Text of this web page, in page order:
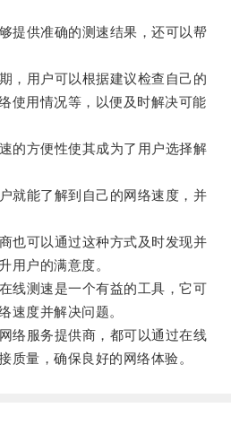
供准确的测速结果，还可以帮
用户可以根据建议检查自己的
使用情况等，以便及时解决可能
方便性使其成为了用户选择解
能了解到自己的网络速度，并
可以通过这种方式及时发现并
用户的满意度。
测速是一个有益的工具，它可
速度并解决问题。
服务提供商，都可以通过在线
质量，确保良好的网络体验。